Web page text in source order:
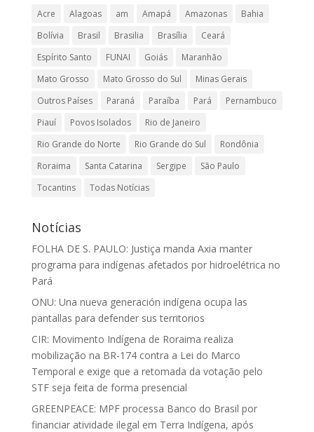
Acre Alagoas am Amapá Amazonas
Bahia
Bolívia
Brasil Brasilia Brasília
Ceará
Espírito Santo
FUNAI Goiás
Maranhão
Mato Grosso
Mato Grosso do Sul
Minas Gerais
Outros Países
Paraná Paraíba Pará
Pernambuco
Piauí
Povos Isolados
Rio de Janeiro
Rio Grande do Norte
Rio Grande do Sul
Rondônia
Roraima
Santa Catarina Sergipe
São Paulo
Tocantins
Todas Notícias
Notícias
FOLHA DE S. PAULO: Justiça manda Axia manter
programa para indígenas afetados por hidroelétrica no
Pará
ONU: Una nueva generación indígena ocupa las
pantallas para defender sus territorios
CIR: Movimento Indígena de Roraima realiza
mobilização na BR-174 contra a Lei do Marco
Temporal e exige que a retomada da votação pelo
STF seja feita de forma presencial
GREENPEACE: MPF processa Banco do Brasil por
financiar atividade ilegal em Terra Indígena, após